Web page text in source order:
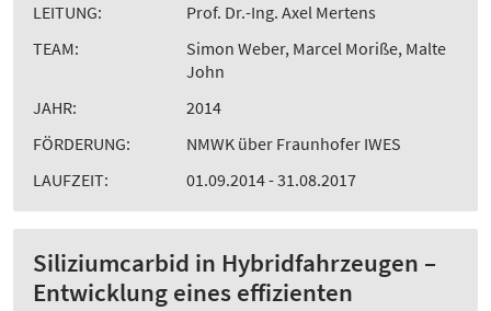
LEITUNG:
Prof. Dr.-Ing. Axel Mertens
TEAM:
Simon Weber, Marcel Moriße, Malte
John
JAHR:
2014
FÖRDERUNG:
NMWK über Fraunhofer IWES
LAUFZEIT:
01.09.2014 - 31.08.2017
Siliziumcarbid in Hybridfahrzeugen –
Entwicklung eines effizienten